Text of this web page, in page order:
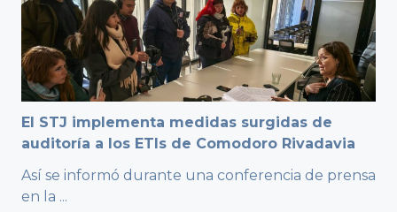
El STJ implementa medidas surgidas de
auditoría a los ETIs de Comodoro Rivadavia
Así se informó durante una conferencia de prensa
en la ...